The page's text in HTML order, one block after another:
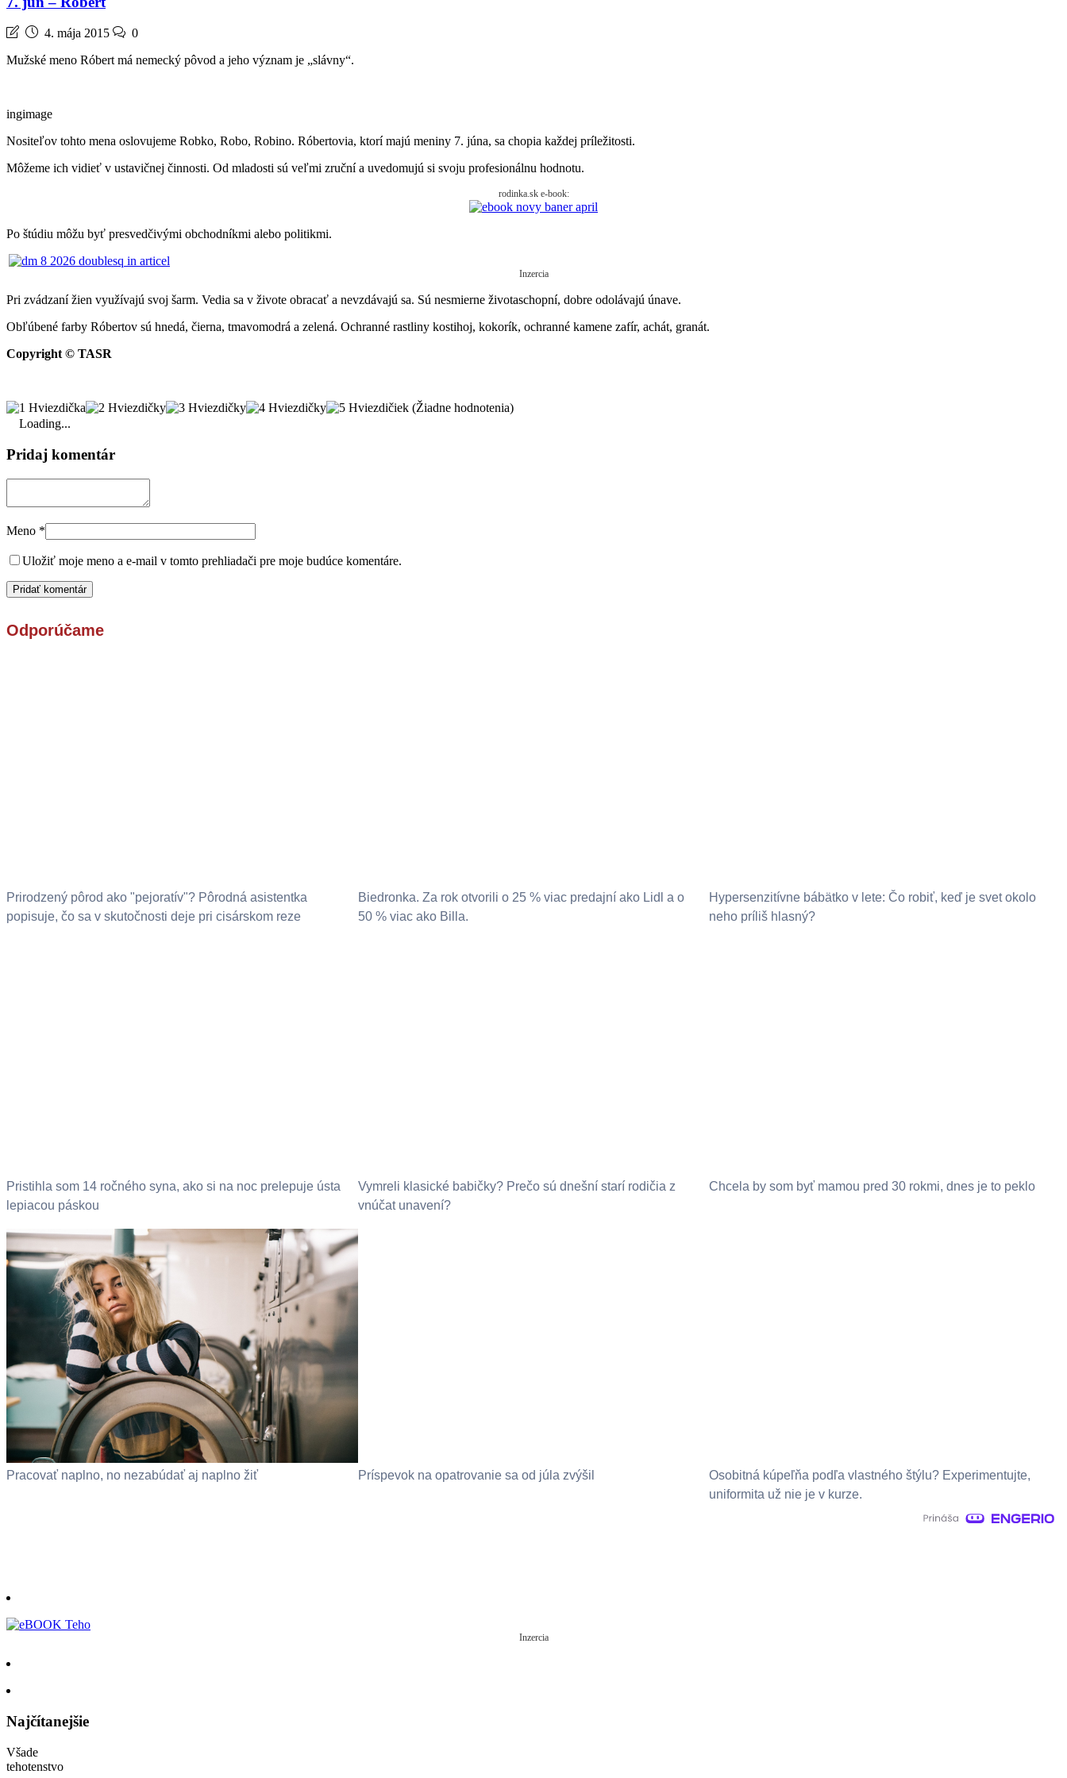
4. mája 2015
0
Mužské meno Róbert má nemecký pôvod a jeho význam je „slávny“.
ingimage
Nositeľov tohto mena oslovujeme Robko, Robo, Robino. Róbertovia, ktorí majú meniny 7. júna, sa chopia každej príležitosti.
Môžeme ich vidieť v ustavičnej činnosti. Od mladosti sú veľmi zruční a uvedomujú si svoju profesionálnu hodnotu.
rodinka.sk e-book:
Po štúdiu môžu byť presvedčivými obchodníkmi alebo politikmi.
Inzercia
Pri zvádzaní žien využívajú svoj šarm. Vedia sa v živote obracať a nevzdávajú sa. Sú nesmierne životaschopní, dobre odolávajú únave.
Obľúbené farby Róbertov sú hnedá, čierna, tmavomodrá a zelená. Ochranné rastliny kostihoj, kokorík, ochranné kamene zafír, achát, granát.
Copyright © TASR
(Žiadne hodnotenia)
Loading...
Pridaj komentár
Meno *
Uložiť moje meno a e-mail v tomto prehliadači pre moje budúce komentáre.
Odporúčame
Prirodzený pôrod ako "pejoratív"? Pôrodná asistentka
popisuje, čo sa v skutočnosti deje pri cisárskom reze
Biedronka. Za rok otvorili o 25 % viac predajní ako Lidl a o
50 % viac ako Billa.
Hypersenzitívne bábätko v lete: Čo robiť, keď je svet okolo
neho príliš hlasný?
Pristihla som 14 ročného syna, ako si na noc prelepuje ústa
lepiacou páskou
Vymreli klasické babičky? Prečo sú dnešní starí rodičia z
vnúčat unavení?
Chcela by som byť mamou pred 30 rokmi, dnes je to peklo
Pracovať naplno, no nezabúdať aj naplno žiť Príspevok na opatrovanie sa od júla zvýšil
Osobitná kúpeľňa podľa vlastného štýlu? Experimentujte,
uniformita už nie je v kurze.
Inzercia
Najčítanejšie
Všade
tehotenstvo